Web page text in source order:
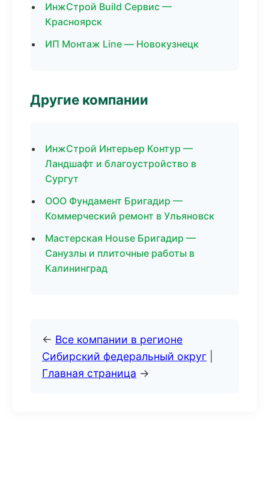
ИнжСтрой Build Сервис —
Красноярск
ИП Монтаж Line — Новокузнецк
Другие компании
ИнжСтрой Интерьер Контур —
Ландшафт и благоустройство в
Сургут
ООО Фундамент Бригадир —
Коммерческий ремонт в Ульяновск
Мастерская House Бригадир —
Санузлы и плиточные работы в
Калининград
← Все компании в регионе
Сибирский федеральный округ
Главная страница →